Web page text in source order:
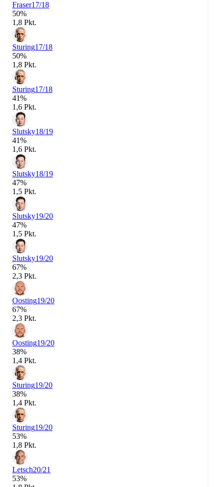
Fraser17/18
50%
1,8 Pkt.
Sturing17/18
50%
1,8 Pkt.
Sturing17/18
41%
1,6 Pkt.
Slutsky18/19
41%
1,6 Pkt.
Slutsky18/19
47%
1,5 Pkt.
Slutsky19/20
47%
1,5 Pkt.
Slutsky19/20
67%
2,3 Pkt.
Oosting19/20
67%
2,3 Pkt.
Oosting19/20
38%
1,4 Pkt.
Sturing19/20
38%
1,4 Pkt.
Sturing19/20
53%
1,8 Pkt.
Letsch20/21
53%